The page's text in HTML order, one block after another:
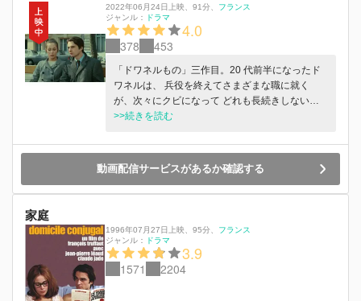
2022年06月24日上映 91分
フランス
ジャンル：
ドラマ
4.0
378 453
「ドワネルもの」三作⽬。20 代前半になったド
ワネルは、 兵役を終えてさまざまな職に就く
が、次々にクビになって どれも⻑続きしない。
他⽅で彼は恋⼈クリスチーヌとの 愛を育んでい
ろめいてしまったり、危なっかしい。前⼆作以上
に 楽天性と喜劇⾊が強まり、演出にも余裕と円
熟味が感じられる⼀篇。
>>続きを読む
動画配信サービスがあるか確認する
家庭
1996年07月27日上映 95分
フランス
ジャンル：
ドラマ
3.9
1571 2204